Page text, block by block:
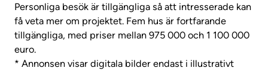
Personliga besök är tillgängliga så att intresserade kan
få veta mer om projektet. Fem hus är fortfarande
tillgängliga, med priser mellan 975 000 och 1 100 000
euro.
* Annonsen visar digitala bilder endast i illustrativt